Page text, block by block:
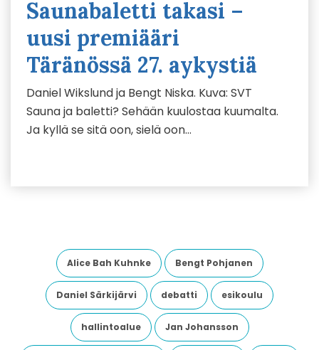
Saunabaletti takasi –
uusi premiääri
Täränössä 27. aykystiä
Daniel Wikslund ja Bengt Niska. Kuva: SVT
Sauna ja baletti? Sehään kuulostaa kuumalta.
Ja kyllä se sitä oon, sielä oon…
Alice Bah Kuhnke Bengt Pohjanen
Daniel Särkijärvi debatti esikoulu
hallintoalue Jan Johansson